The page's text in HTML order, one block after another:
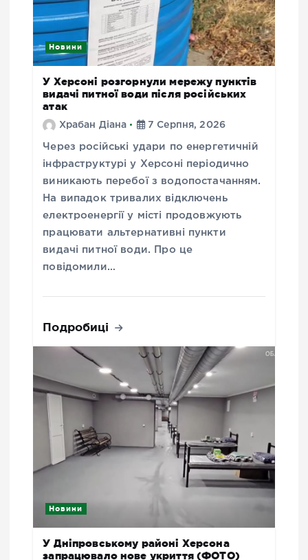
Новини
У Херсоні розгорнули мережу пунктів
видачі питної води після російських
атак
Храбан Діана 7 Серпня, 2026
Через російські удари по енергетичній
інфраструктурі у Херсоні періодично
виникають перебої з водопостачанням.
На випадок тривалих відключень
електроенергії у місті продовжують
працювати альтернативні пункти
видачі питної води. Про це
повідомили…
Подробиці
Новини
У Дніпровському районі Херсона
запрацювало нове укриття (ФОТО)